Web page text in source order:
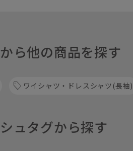
ら他の商品を探す
ワイシャツ・ドレスシャツ(長袖)
ュタグから探す